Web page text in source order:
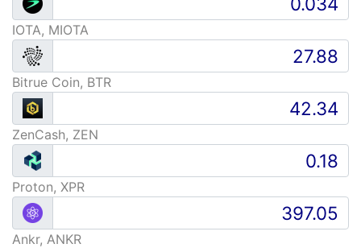
IOTA, MIOTA
Bitrue Coin, BTR
ZenCash, ZEN
Proton, XPR
Ankr, ANKR